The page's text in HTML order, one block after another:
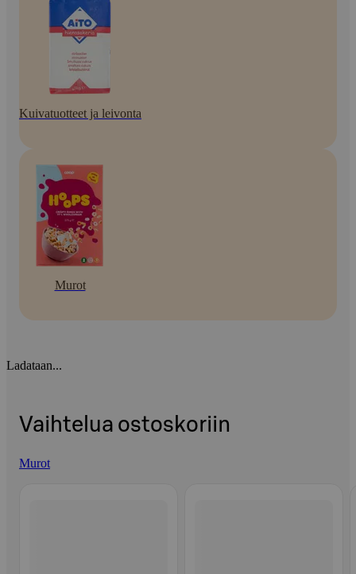
Kuivatuotteet ja leivonta
Murot
Ladataan...
Vaihtelua ostoskoriin
Murot